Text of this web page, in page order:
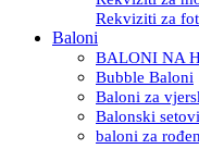
Rekviziti za
Baloni
BALONI NA
Bubble Baloni
Baloni za
Balonski setovi
baloni za